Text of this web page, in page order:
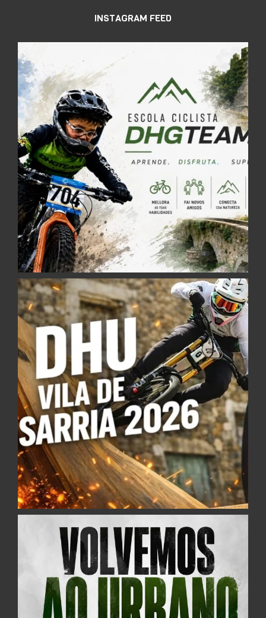
INSTAGRAM FEED